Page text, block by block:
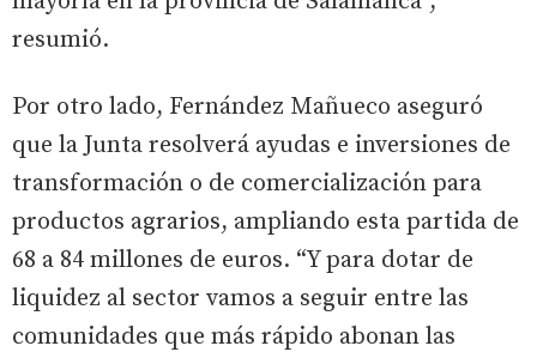
resumió.
Por otro lado, Fernández Mañueco aseguró
que la Junta resolverá ayudas e inversiones de
transformación o de comercialización para
productos agrarios, ampliando esta partida de
68 a 84 millones de euros. “Y para dotar de
liquidez al sector vamos a seguir entre las
comunidades que más rápido abonan las